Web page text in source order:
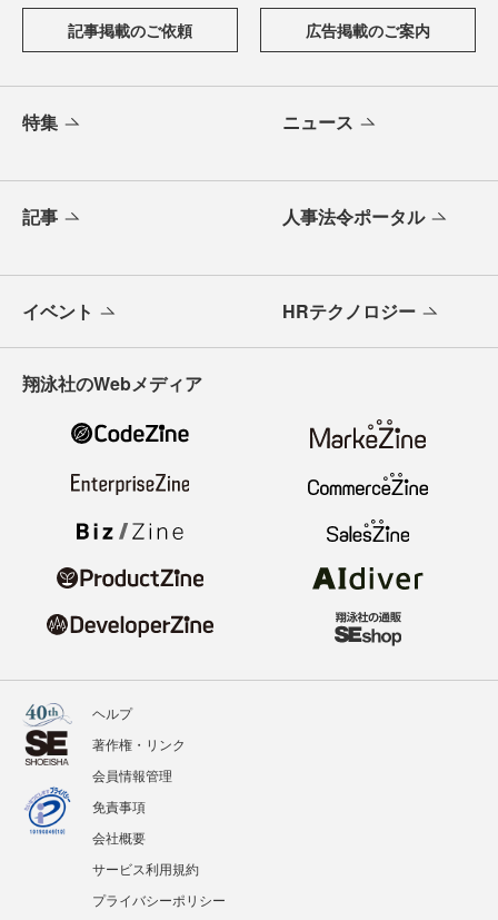
記事掲載のご依頼 広告掲載のご案内
特集 ニュース
記事 人事法令ポータル
イベント HRテクノロジー
翔泳社のWebメディア
ヘルプ
著作権・リンク
会員情報管理
免責事項
会社概要
サービス利用規約
プライバシーポリシー